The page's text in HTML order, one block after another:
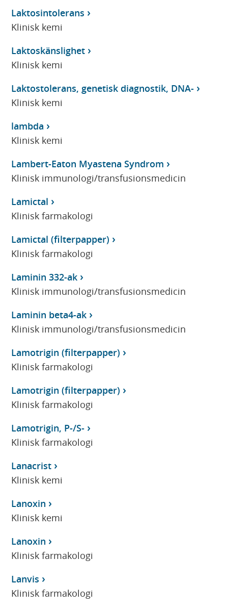
Laktosintolerans
Klinisk kemi
Laktoskänslighet
Klinisk kemi
Laktostolerans, genetisk diagnostik, DNA-
Klinisk kemi
lambda
Klinisk kemi
Lambert-Eaton Myastena Syndrom
Klinisk immunologi/transfusionsmedicin
Lamictal
Klinisk farmakologi
Lamictal (filterpapper)
Klinisk farmakologi
Laminin 332-ak
Klinisk immunologi/transfusionsmedicin
Laminin beta4-ak
Klinisk immunologi/transfusionsmedicin
Lamotrigin (filterpapper)
Klinisk farmakologi
Lamotrigin (filterpapper)
Klinisk farmakologi
Lamotrigin, P-/S-
Klinisk farmakologi
Lanacrist
Klinisk kemi
Lanoxin
Klinisk kemi
Lanoxin
Klinisk farmakologi
Lanvis
Klinisk farmakologi